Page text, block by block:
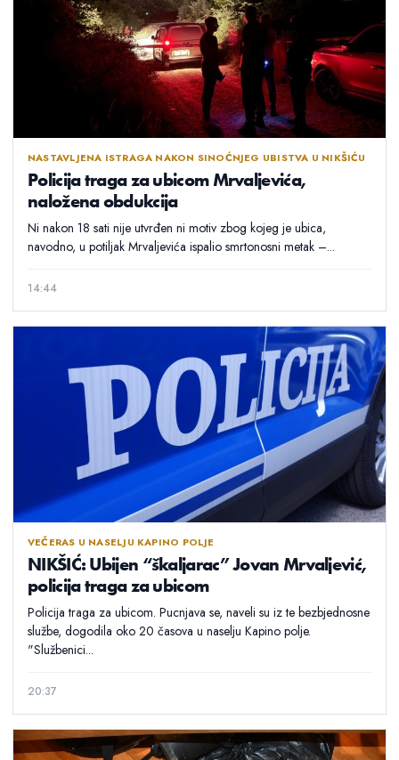
NASTAVLJENA ISTRAGA NAKON SINOĆNJEG UBISTVA U NIKŠIĆU
Policija traga za ubicom Mrvaljevića,
naložena obdukcija
Ni nakon 18 sati nije utvrđen ni motiv zbog kojeg je ubica,
navodno, u potiljak Mrvaljevića ispalio smrtonosni metak –...
14:44
VEČERAS U NASELJU KAPINO POLJE
NIKŠIĆ: Ubijen “škaljarac” Jovan Mrvaljević,
policija traga za ubicom
Policija traga za ubicom. Pucnjava se, naveli su iz te bezbjednosne
službe, dogodila oko 20 časova u naselju Kapino polje.
"Službenici...
20:37